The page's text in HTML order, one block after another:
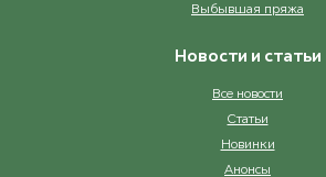
Выбывшая пряжа
Новости и статьи
Все новости
Статьи
Новинки
Анонсы